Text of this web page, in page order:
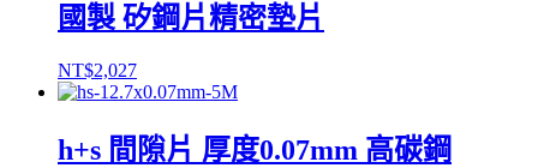
國製 矽鋼片精密墊片
NT$2,027
h+s 間隙片 厚度0.07mm 高碳鋼